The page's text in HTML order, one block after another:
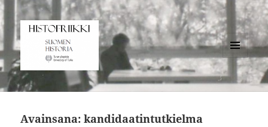
Histofriikki
VALIKKO
JA
VIMPAIMET
Avainsana:kandidaatintutkielma